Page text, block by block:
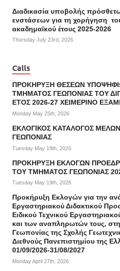
Διαδικασία υποβολής
ενστάσεων για τη χορήγηση
ακαδημαϊκού έτους 2025-2026
Thursday July 23rd, 2026
Calls
ΠΡΟΚΗΡΥΞΗ ΘΕΣΕΩΝ
ΤΜΗΜΑΤΟΣ ΓΕΩΠΟΝΙΑΣ ΤΟΥ
ΕΤΟΣ 2026-27 ΧΕΙΜΕΡΙΝΟ
Monday May 25th, 2026
ΕΚΛΟΓΙΚΟΣ ΚΑΤΑΛΟΓΟΣ
ΓΕΩΠΟΝΙΑΣ
Tuesday May 19th, 2026
ΠΡΟΚΗΡΥΞΗ ΕΚΛΟΓΩΝ
ΤΟΥ ΤΜΗΜΑΤΟΣ ΓΕΩΠΟΝΙΑΣ
Tuesday May 19th, 2026
Προκήρυξη Εκλογών για την
Εργαστηριακού Διδακτικού
Ειδικού Τεχνικού
και των αναπληρωτών τους,
Γεωπονίας της Σχολής
Διεθνούς Πανεπιστημίου της
01/09/2026-31/08/2027
Monday April 27th, 2026